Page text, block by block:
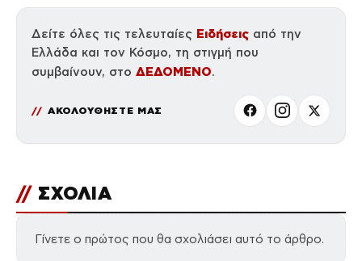
Δείτε όλες τις τελευταίες Ειδήσεις από την
Ελλάδα και τον Κόσμο, τη στιγμή που
συμβαίνουν, στο ΔΕΔΟΜΕΝΟ.
ΑΚΟΛΟΥΘΗΣΤΕ ΜΑΣ
// ΣΧΟΛΙΑ
Γίνετε ο πρώτος που θα σχολιάσει αυτό το άρθρο.